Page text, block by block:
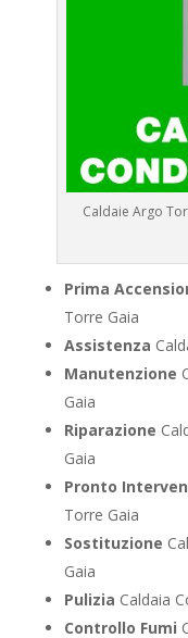
Caldaie Argo
Prima
Torre Gaia
Assistenza
Manutenzione
Gaia
Riparazione
Gaia
Pronto
Torre Gaia
Sostituzione
Gaia
Pulizia Caldaia
Controllo Fumi